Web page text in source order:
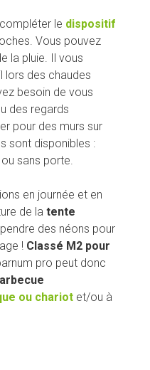
le dispositif
Vous pouvez
la pluie. Il vous
lors des chaudes
besoin de vous
des regards
pour des murs sur
sont disponibles :
sans porte.
en journée et en
de la tente
des néons pour
! Classé M2 pour
pro peut donc
ou chariot et/ou à